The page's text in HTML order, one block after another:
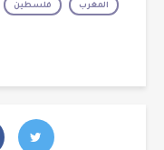
المغرب فلسطين